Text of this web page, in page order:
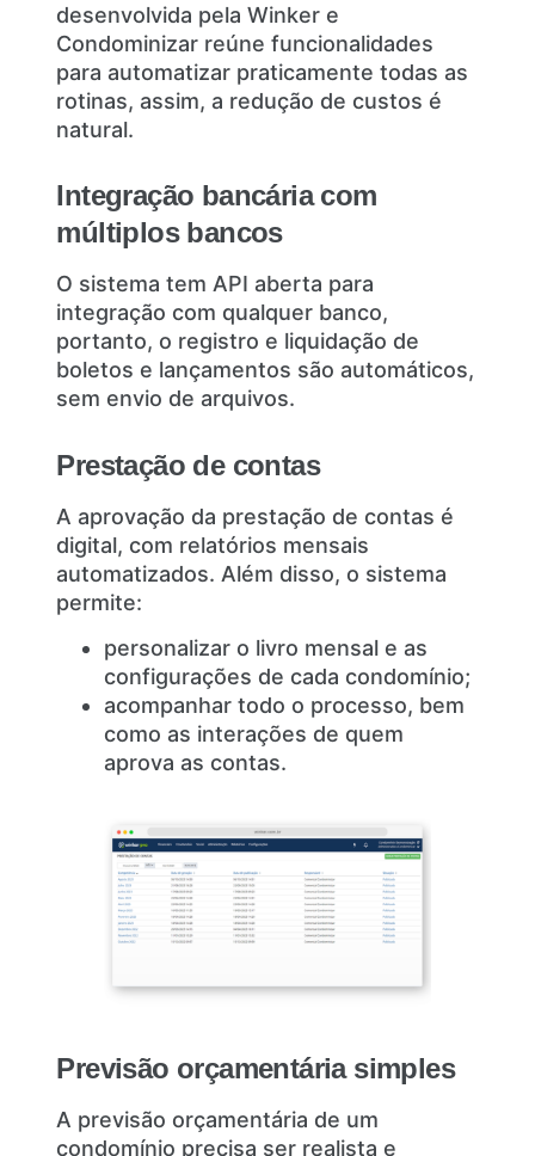
desenvolvida pela Winker e
Condominizar reúne funcionalidades
para automatizar praticamente todas as
rotinas, assim, a redução de custos é
natural.
Integração bancária com
múltiplos bancos
O sistema tem API aberta para
integração com qualquer banco,
portanto, o registro e liquidação de
boletos e lançamentos são automáticos,
sem envio de arquivos.
Prestação de contas
A aprovação da prestação de contas é
digital, com relatórios mensais
automatizados. Além disso, o sistema
permite:
personalizar o livro mensal e as
configurações de cada condomínio;
acompanhar todo o processo, bem
como as interações de quem
aprova as contas.
Previsão orçamentária simples
A previsão orçamentária de um
condomínio precisa ser realista e